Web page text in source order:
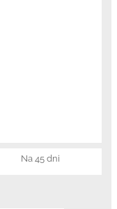
Na 45 dni